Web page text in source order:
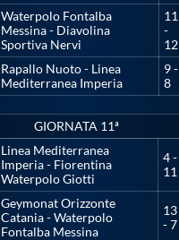
Waterpolo Fontalba
Messina - Diavolina
Sportiva Nervi
11
-
12
Rapallo Nuoto - Linea
Mediterranea Imperia
9 -
8
GIORNATA 11ª
Linea Mediterranea
Imperia - Fiorentina
Waterpolo Giotti
4 -
11
Geymonat Orizzonte
Catania - Waterpolo
Fontalba Messina
13
- 7